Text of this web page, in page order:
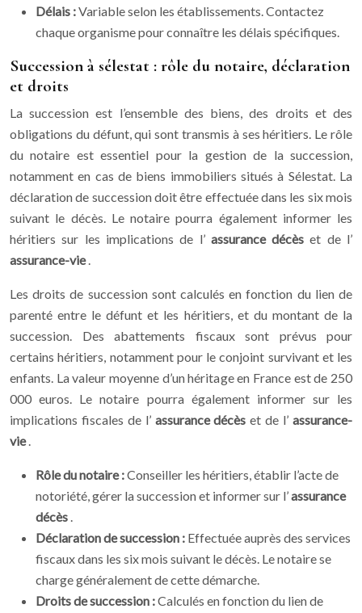
Délais :Variable selon les établissements. Contactez
chaque organisme pour connaître les délais spécifiques.
Succession à sélestat : rôle du notaire, déclaration
et droits
La succession est l’ensemble des biens, des droits et des
obligations du défunt, qui sont transmis à ses héritiers. Le rôle
du notaire est essentiel pour la gestion de la succession,
notamment en cas de biens immobiliers situés à Sélestat. La
déclaration de succession doit être effectuée dans les six mois
suivant le décès. Le notaire pourra également informer les
héritiers sur les implications de l’ assurance décèset de l’
assurance-vie.
Les droits de succession sont calculés en fonction du lien de
parenté entre le défunt et les héritiers, et du montant de la
succession. Des abattements fiscaux sont prévus pour
certains héritiers, notamment pour le conjoint survivant et les
enfants. La valeur moyenne d’un héritage en France est de 250
000 euros. Le notaire pourra également informer sur les
implications fiscales de l’ assurance décèset de l’assurance-
vie.
Rôle du notaire :Conseiller les héritiers, établir l’acte de
notoriété, gérer la succession et informer sur l’assurance
décès .
Déclaration de succession : Effectuée auprès des services
fiscaux dans les six mois suivant le décès. Le notaire se
charge généralement de cette démarche.
Droits de succession :Calculés en fonction du lien de